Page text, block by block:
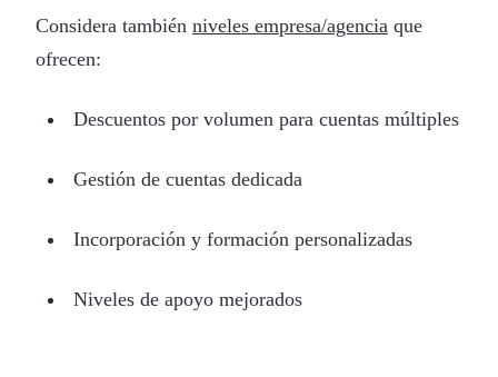
Considera también niveles empresa/agencia que
ofrecen:
Descuentos por volumen para cuentas múltiples
Gestión de cuentas dedicada
Incorporación y formación personalizadas
Niveles de apoyo mejorados